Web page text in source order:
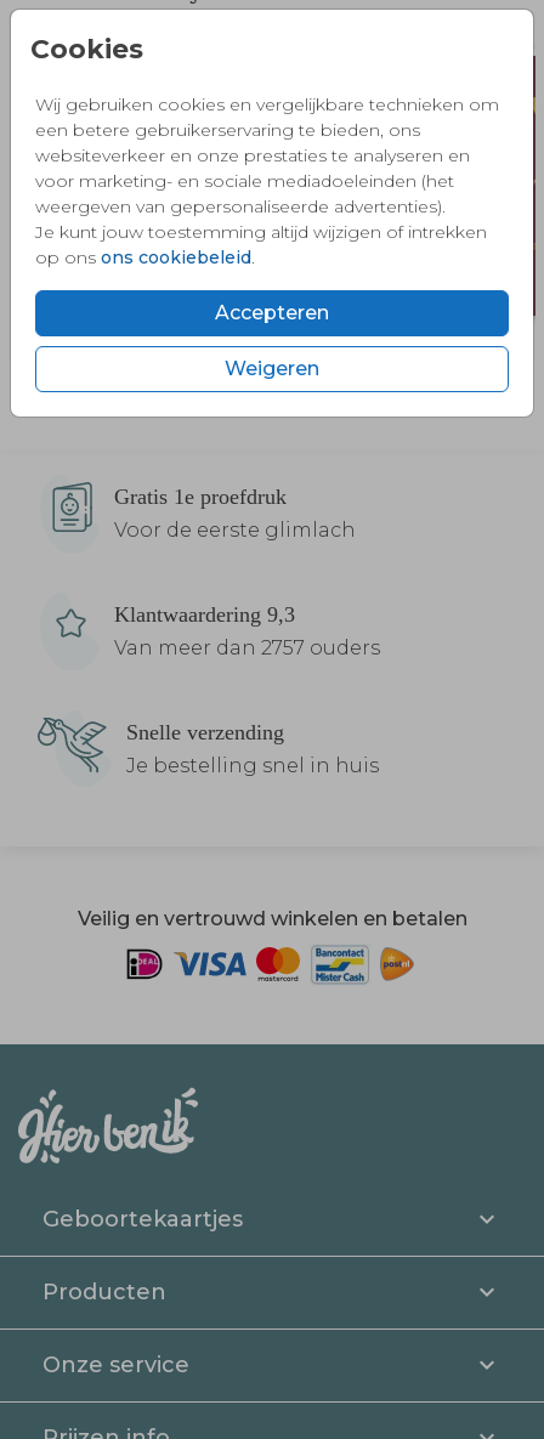
Cookies
Wij gebruiken cookies en vergelijkbare technieken om
een betere gebruikerservaring te bieden, ons
websiteverkeer en onze prestaties te analyseren en
voor marketing- en sociale mediadoeleinden (het
weergeven van gepersonaliseerde advertenties).
Je kunt jouw toestemming altijd wijzigen of intrekken
op ons ons cookiebeleid.
Accepteren
Weigeren
Gratis 1e proefdruk
Voor de eerste glimlach
Klantwaardering 9,3
Van meer dan 2757 ouders
Snelle verzending
Je bestelling snel in huis
Veilig en vertrouwd winkelen en betalen
Geboortekaartjes
Producten
Onze service